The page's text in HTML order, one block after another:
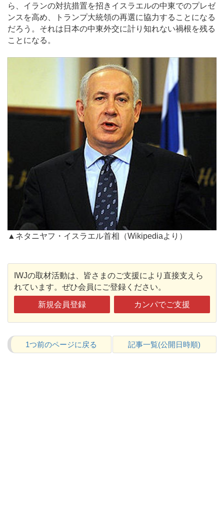
ら、イランの対抗措置を招きイスラエルの中東でのプレゼ
ンスを高め、トランプ大統領の再選に協力することになる
だろう。それは日本の中東外交に計り知れない禍根を残る
ことになる。
▲ネタニヤフ・イスラエル首相（Wikipediaより）
IWJの取材活動は、皆さまのご支援により直接支えら
れています。ぜひ会員にご登録ください。
新規会員登録 カンパでご支援
1つ前のページに戻る 記事一覧(公開日時順)